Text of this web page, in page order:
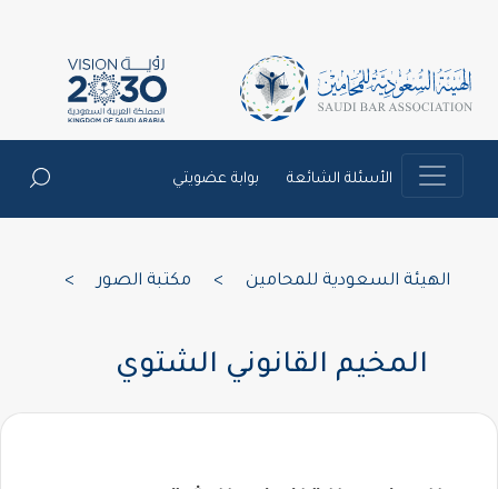
الأسئلة الشائعة بوابة عضويتي
الهيئة السعودية للمحامين مكتبة الصور
المخيم القانوني الشتوي